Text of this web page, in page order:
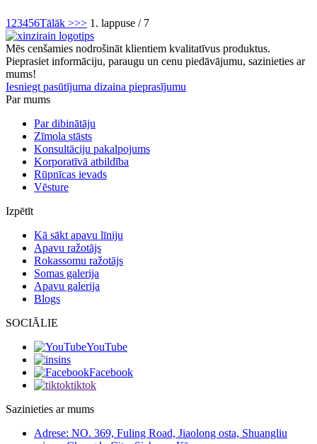
1 23456Tālāk >>> 1. lappuse / 7
Mēs cenšamies nodrošināt klientiem kvalitatīvus produktus.
Pieprasiet informāciju, paraugu un cenu piedāvājumu, sazinieties ar
mums!
Iesniegt pasūtījuma dizaina pieprasījumu
Par mums
Par dibinātāju
Zīmola stāsts
Konsultāciju pakalpojums
Korporatīvā atbildība
Rūpnīcas ievads
Vēsture
Izpētīt
Kā sākt apavu līniju
Apavu ražotājs
Rokassomu ražotājs
Somas galerija
Apavu galerija
Blogs
SOCIĀLIE
YouTube
ins
Facebook
tiktok
Sazinieties ar mums
Adrese: NO. 369, Fuling Road, Jiaolong osta, Shuangliu